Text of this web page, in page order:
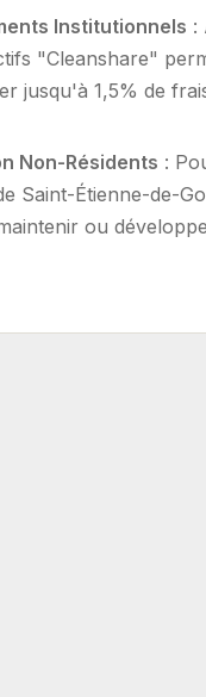
Institutionnels :
"Cleanshare"
jusqu'à 1,5% de
Non-Résidents :
Saint-Étienne-de-
ou